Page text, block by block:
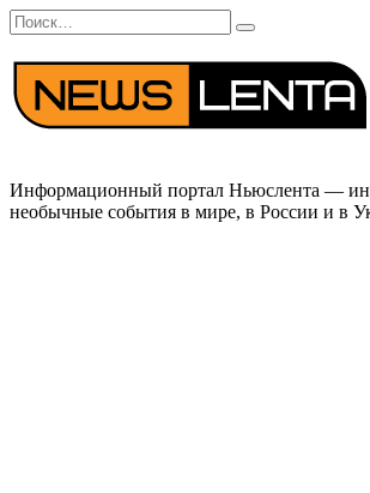
Перейти
к
содержанию
Search
for:
Информационный портал Ньюслента —
необычные события в мире, в России и в